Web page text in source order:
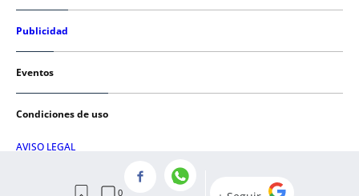
Publicidad
Eventos
Condiciones de uso
AVISO LEGAL